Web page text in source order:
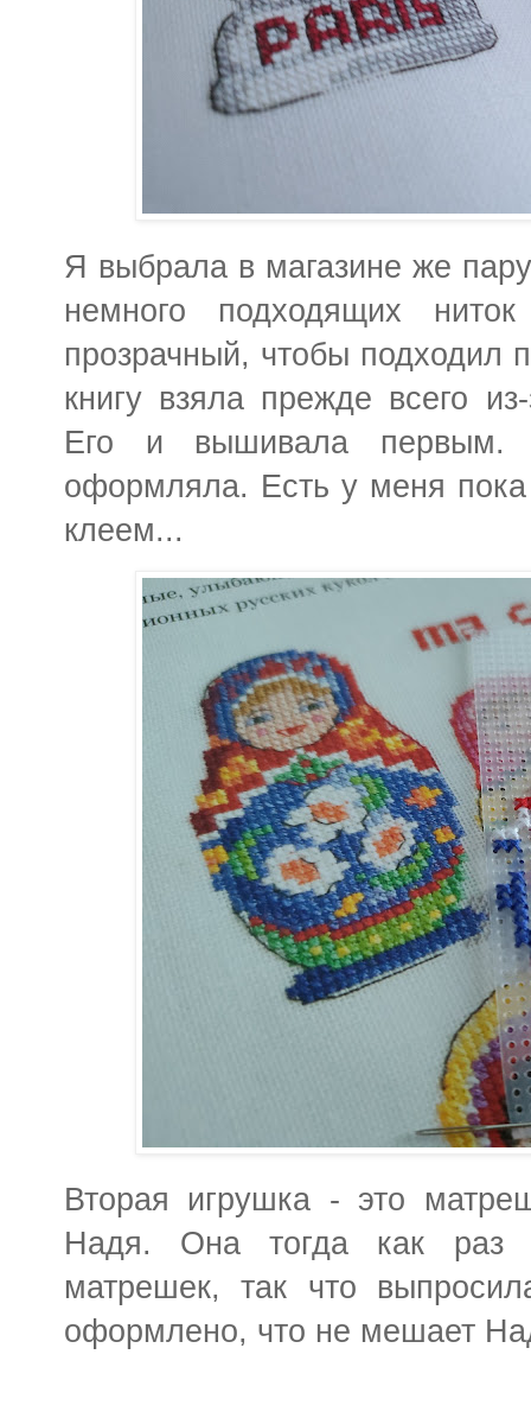
Я выбрала в магазине же
немного подходящих
прозрачный, чтобы
книгу взяла прежде всего
Его и вышивала
оформляла. Есть у меня пока
клеем...
Вторая игрушка - это
Надя. Она тогда как раз
матрешек, так что
оформлено, что не мешает